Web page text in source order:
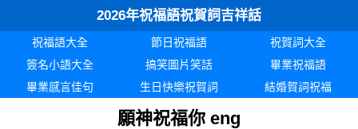
2026年祝福語祝賀詞吉祥話
祝福語大全 節日祝福語
祝賀詞大全
簽名小語大全
搞笑圖片笑話
畢業祝福語
畢業感言佳句
生日快樂祝賀詞 結婚賀詞祝福
願神祝福你 eng